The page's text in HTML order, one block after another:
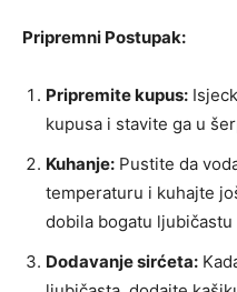
Pripremni Postupak:
Pripremite kupus:
kupusa i stavite ga u
Kuhanje: Pustite da
temperaturu i kuhajte
dobila bogatu ljubičastu
Dodavanje sirćeta: